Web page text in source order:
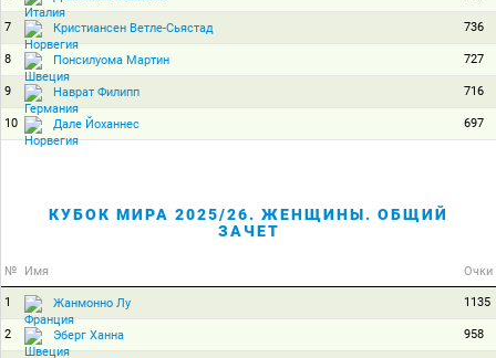
7 Кристиансен Ветле-Сьястад 736
8 Понсилуома Мартин 727
9 Наврат Филипп 716
10 Дале Йоханнес 697
КУБОК МИРА 2025/26. ЖЕНЩИНЫ. ОБЩИЙ
ЗАЧЕТ
№ Имя Очки
1 Жанмонно Лу 1135
2 Эберг Ханна 958